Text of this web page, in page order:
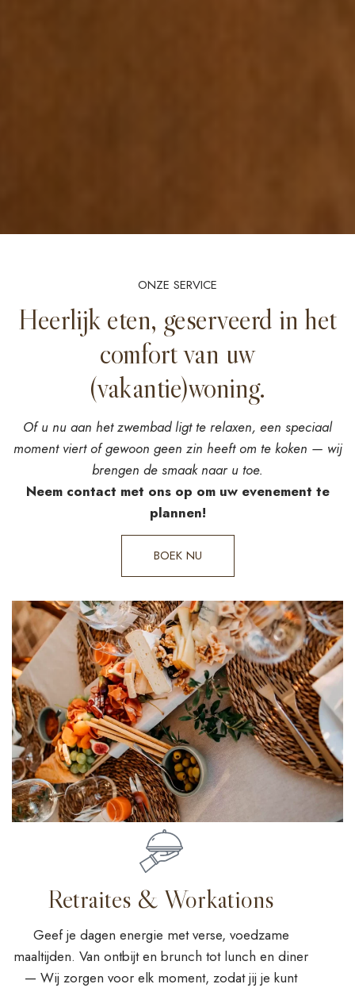
ONZE SERVICE
Heerlijk eten, geserveerd in het
comfort van uw
(vakantie)woning.
Of u nu aan het zwembad ligt te relaxen, een speciaal
moment viert of gewoon geen zin heeft om te koken — wij
brengen de smaak naar u toe.
Neem contact met ons op om uw evenement te
plannen!
BOEK NU
Retraites & Workations
Geef je dagen energie met verse, voedzame
maaltijden. Van ontbijt en brunch tot lunch en diner
— Wij zorgen voor elk moment, zodat jij je kunt